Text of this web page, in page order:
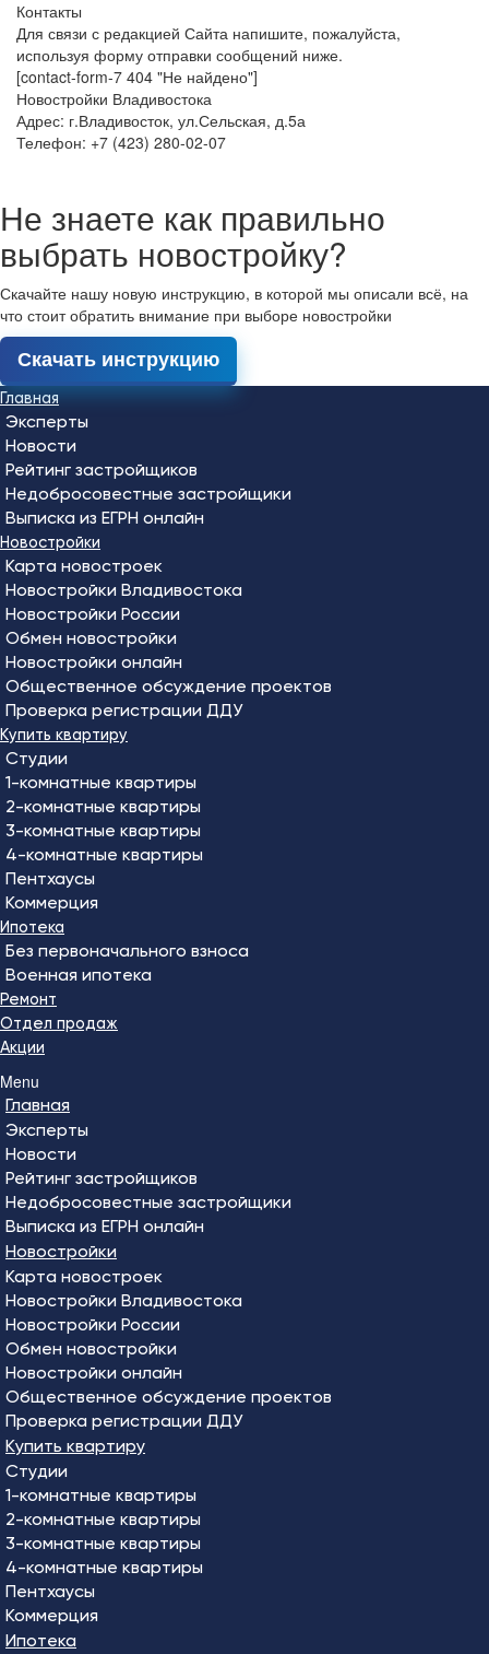
Контакты
Для связи с редакцией Сайта напишите, пожалуйста,
используя форму отправки сообщений ниже.
[contact-form-7 404 "Не найдено"]
Новостройки Владивостока
Адрес: г.Владивосток, ул.Сельская, д.5а
Телефон: +7 (423) 280-02-07
Не знаете как правильно
выбрать новостройку?
Скачайте нашу новую инструкцию, в которой мы описали всё, на
что стоит обратить внимание при выборе новостройки
Скачать инструкцию
Главная
Эксперты
Новости
Рейтинг застройщиков
Недобросовестные застройщики
Выписка из ЕГРН онлайн
Новостройки
Карта новостроек
Новостройки Владивостока
Новостройки России
Обмен новостройки
Новостройки онлайн
Общественное обсуждение проектов
Проверка регистрации ДДУ
Купить квартиру
Студии
1-комнатные квартиры
2-комнатные квартиры
3-комнатные квартиры
4-комнатные квартиры
Пентхаусы
Коммерция
Ипотека
Без первоначального взноса
Военная ипотека
Ремонт
Отдел продаж
Акции
Menu
Главная
Эксперты
Новости
Рейтинг застройщиков
Недобросовестные застройщики
Выписка из ЕГРН онлайн
Новостройки
Карта новостроек
Новостройки Владивостока
Новостройки России
Обмен новостройки
Новостройки онлайн
Общественное обсуждение проектов
Проверка регистрации ДДУ
Купить квартиру
Студии
1-комнатные квартиры
2-комнатные квартиры
3-комнатные квартиры
4-комнатные квартиры
Пентхаусы
Коммерция
Ипотека